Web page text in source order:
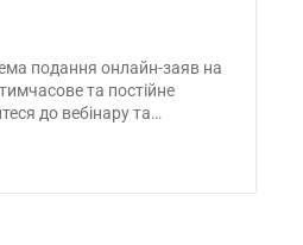
подання онлайн-заяв на
та постійне
до вебінару та…